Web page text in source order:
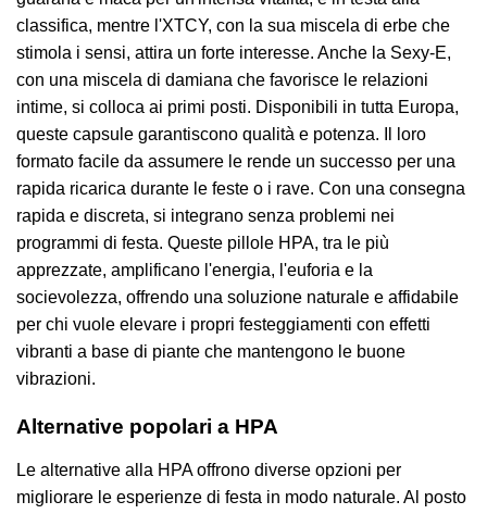
classifica, mentre l'XTCY, con la sua miscela di erbe che
stimola i sensi, attira un forte interesse. Anche la Sexy-E,
con una miscela di damiana che favorisce le relazioni
intime, si colloca ai primi posti. Disponibili in tutta Europa,
queste capsule garantiscono qualità e potenza. Il loro
formato facile da assumere le rende un successo per una
rapida ricarica durante le feste o i rave. Con una consegna
rapida e discreta, si integrano senza problemi nei
programmi di festa. Queste pillole HPA, tra le più
apprezzate, amplificano l'energia, l'euforia e la
socievolezza, offrendo una soluzione naturale e affidabile
per chi vuole elevare i propri festeggiamenti con effetti
vibranti a base di piante che mantengono le buone
vibrazioni.
Alternative popolari a HPA
Le alternative alla HPA offrono diverse opzioni per
migliorare le esperienze di festa in modo naturale. Al posto